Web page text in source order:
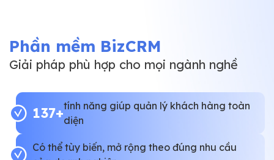
Phần mềm BizCRM
Giải pháp phù hợp cho mọi ngành nghề
137+tính năng giúp quản lý khách hàng toàn
diện
Có thể tùy biến, mở rộng theo đúng nhu cầu